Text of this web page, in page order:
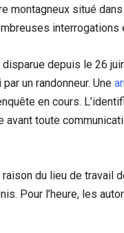
montagneux situé
interrogations
depuis le 26
un randonneur. Une
en cours.
avant toute
du lieu de travail
Pour l’heure, les